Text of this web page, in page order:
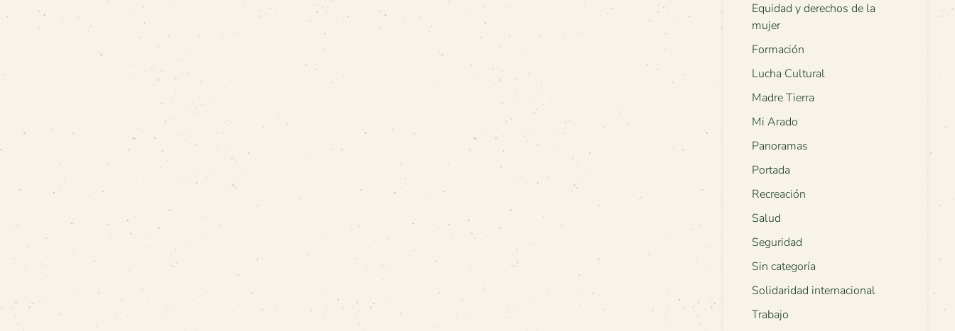
Equidad y derechos de la
mujer
Formación
Lucha Cultural
Madre Tierra
Mi Arado
Panoramas
Portada
Recreación
Salud
Seguridad
Sin categoría
Solidaridad internacional
Trabajo